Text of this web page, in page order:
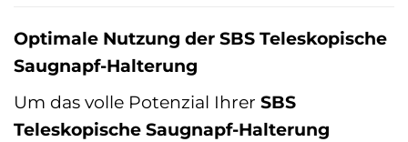
Optimale Nutzung der SBS Teleskopische
Saugnapf-Halterung
Um das volle Potenzial Ihrer SBS
Teleskopische Saugnapf-Halterung